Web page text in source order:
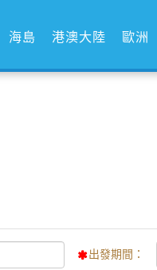
海島 港澳大陸 歐洲
出發期間：